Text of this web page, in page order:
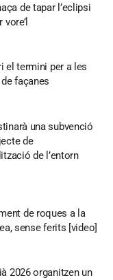
de tapar l’eclipsi
el termini per a les
façanes
una subvenció
de
de l’entorn
de roques a la
sense ferits [video]
2026 organitzen un